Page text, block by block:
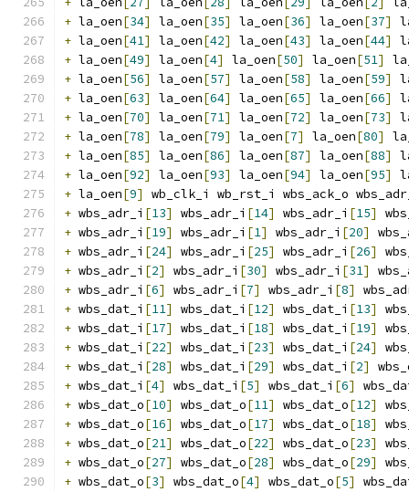
+ la_oen[34] la_oen[35] la_oen[36] la_oen[37]
+ la_oen[41] la_oen[42] la_oen[43] la_oen[44]
+ la_oen[49] la_oen[4] la_oen[50] la_oen[51]
+ la_oen[56] la_oen[57] la_oen[58] la_oen[59]
+ la_oen[63] la_oen[64] la_oen[65] la_oen[66]
+ la_oen[70] la_oen[71] la_oen[72] la_oen[73]
+ la_oen[78] la_oen[79] la_oen[7] la_oen[80]
+ la_oen[85] la_oen[86] la_oen[87] la_oen[88]
+ la_oen[92] la_oen[93] la_oen[94] la_oen[95]
+ la_oen[9]
wb_clk_i wb_rst_i wbs_ack_o
+ wbs_adr_i [13] wbs_adr_i [14] wbs_adr_i [15]
+ wbs_adr_i [19] wbs_adr_i [1] wbs_adr_i [20]
+ wbs_adr_i [24] wbs_adr_i [25] wbs_adr_i [26]
+ wbs_adr_i [2] wbs_adr_i [30] wbs_adr_i [31]
+ wbs_adr_i [6] wbs_adr_i [7] wbs_adr_i [8]
+ wbs_dat_i [11] wbs_dat_i [12] wbs_dat_i [13]
+ wbs_dat_i [17] wbs_dat_i [18] wbs_dat_i [19]
+ wbs_dat_i [22] wbs_dat_i [23] wbs_dat_i [24]
+ wbs_dat_i [28] wbs_dat_i [29] wbs_dat_i [2]
+ wbs_dat_i [4] wbs_dat_i [5] wbs_dat_i [6]
+ wbs_dat_o[10] wbs_dat_o[11] wbs_dat_o[12]
+ wbs_dat_o[16] wbs_dat_o[17] wbs_dat_o[18]
+ wbs_dat_o[21] wbs_dat_o[22] wbs_dat_o[23]
+ wbs_dat_o[27] wbs_dat_o[28] wbs_dat_o[29]
+ wbs_dat_o[3] wbs_dat_o[4] wbs_dat_o[5]